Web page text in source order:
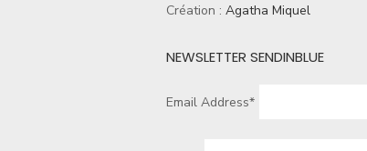
Création : Agatha Miquel
NEWSLETTER SENDINBLUE
Email Address*